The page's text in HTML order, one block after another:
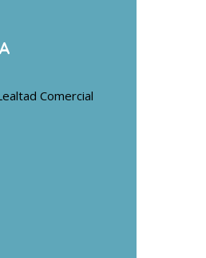
Comercial